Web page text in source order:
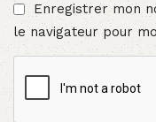
Enregistrer mon
le navigateur pour